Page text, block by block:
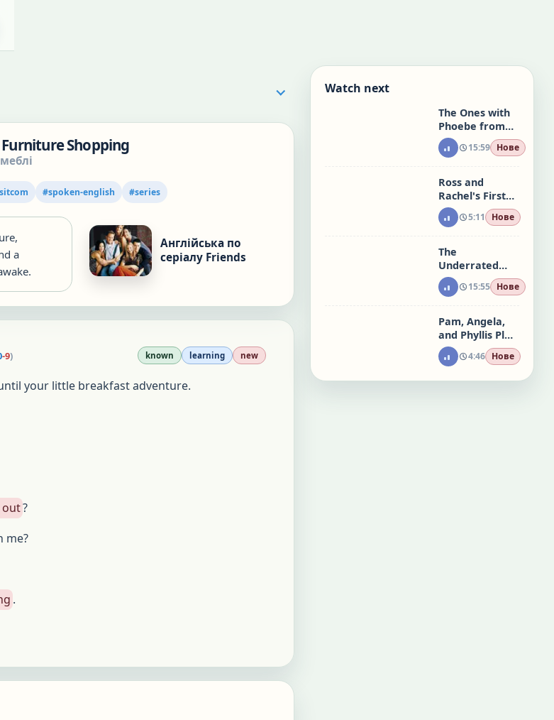
Shopping
sitcom #spoken-english #series
a
Англійська по
серіалу Friends
-9) known learning new
your little breakfast adventure.
out?
me?
.
Watch next
The Ones with
Phoebe from
Season 1
15:59 Нове
Ross and
Rachel's First
Date at the
Laundromat
5:11 Нове
The
Underrated
Ones from
Season 1
15:55 Нове
Pam, Angela,
and Phyllis Plan
a Birthday
Party for
4:46 Нове